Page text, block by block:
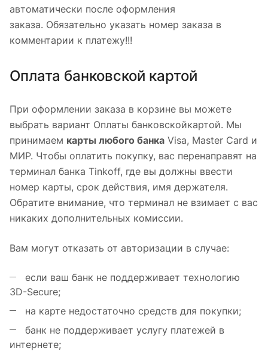
автоматически после оформления
заказа. Обязательно указать номер заказа в
комментарии к платежу!!!
Оплата банковской картой
При оформлении заказа в корзине вы можете
выбрать вариант Оплаты банковскойкартой. Мы
принимаем карты любого банка Visa, Master Card и
МИР. Чтобы оплатить покупку, вас перенаправят на
терминал банка Tinkoff, где вы должны ввести
номер карты, срок действия, имя держателя.
Обратите внимание, что терминал не взимает с вас
никаких дополнительных комиссии.
Вам могут отказать от авторизации в случае:
если ваш банк не поддерживает технологию
3D-Secure;
на карте недостаточно средств для покупки;
банк не поддерживает услугу платежей в
интернете;